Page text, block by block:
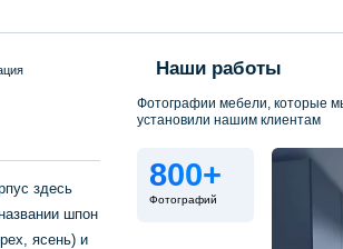
здесь
шпон
ясень) и
Наши работы
Фотографии мебели, которые
установили нашим клиентам
800+
Фотографий